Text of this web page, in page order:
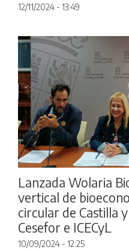
12/11/2024 - 13:49
Lanzada Wolaria
vertical de
circular de Castilla
Cesefor e ICECyL
10/09/2024 - 12:25